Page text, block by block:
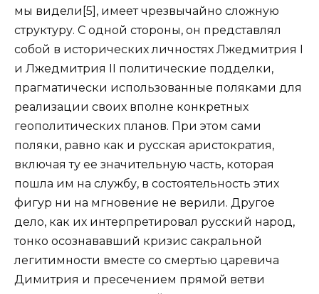
мы видели[5], имеет чрезвычайно сложную
структуру. С одной стороны, он представлял
собой в исторических личностях Лжедмитрия I
и Лжедмитрия II политические подделки,
прагматически использованные поляками для
реализации своих вполне конкретных
геополитических планов. При этом сами
поляки, равно как и русская аристократия,
включая ту ее значительную часть, которая
пошла им на службу, в состоятельность этих
фигур ни на мгновение не верили. Другое
дело, как их интерпретировал русский народ,
тонко осознававший кризис сакральной
легитимности вместе со смертью царевича
Димитрия и пресечением прямой ветви